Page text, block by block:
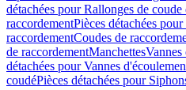
détachées pour Rallonges de coude
raccordementPièces détachées
raccordementCoudes de
de raccordementManchettesVannes
détachées pour Vannes
coudéPièces détachées pour